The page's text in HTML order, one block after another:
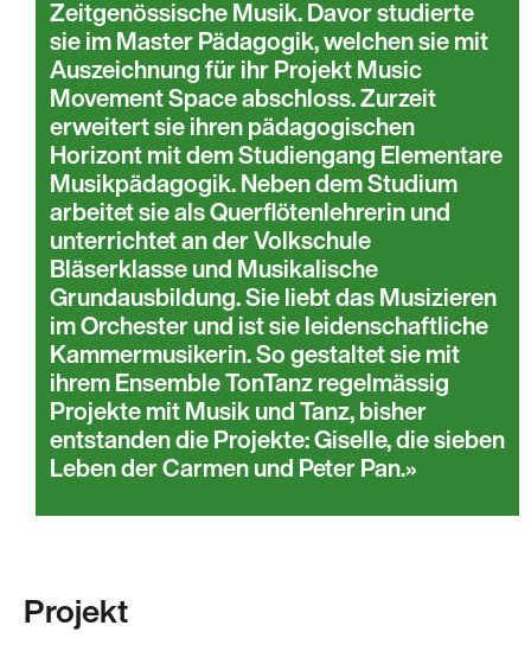
Zeitgenössische Musik. Davor studierte
sie im Master Pädagogik, welchen sie mit
Auszeichnung für ihr Projekt Music
Movement Space abschloss. Zurzeit
erweitert sie ihren pädagogischen
Horizont mit dem Studiengang Elementare
Musikpädagogik. Neben dem Studium
arbeitet sie als Querflötenlehrerin und
unterrichtet an der Volkschule
Bläserklasse und Musikalische
Grundausbildung. Sie liebt das Musizieren
im Orchester und ist sie leidenschaftliche
Kammermusikerin. So gestaltet sie mit
ihrem Ensemble TonTanz regelmässig
Projekte mit Musik und Tanz, bisher
entstanden die Projekte: Giselle, die sieben
Leben der Carmen und Peter Pan.
Projekt